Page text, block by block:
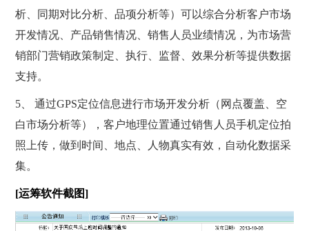
析、同期对比分析、品项分析等）可以综合分析客户市场
开发情况、产品销售情况、销售人员业绩情况，为市场营
销部门营销政策制定、执行、监督、效果分析等提供数据
支持。
5、 通过GPS定位信息进行市场开发分析（网点覆盖、空
白市场分析等），客户地理位置通过销售人员手机定位拍
照上传，做到时间、地点、人物真实有效，自动化数据采
集。
[运筹软件截图]